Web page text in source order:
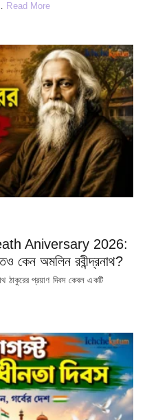
Read More
Aniversary 2026:
কেন অমলিন রবীন্দ্রনাথ?
ঠাকুরের প্রয়াণ দিবস কেবল একটি